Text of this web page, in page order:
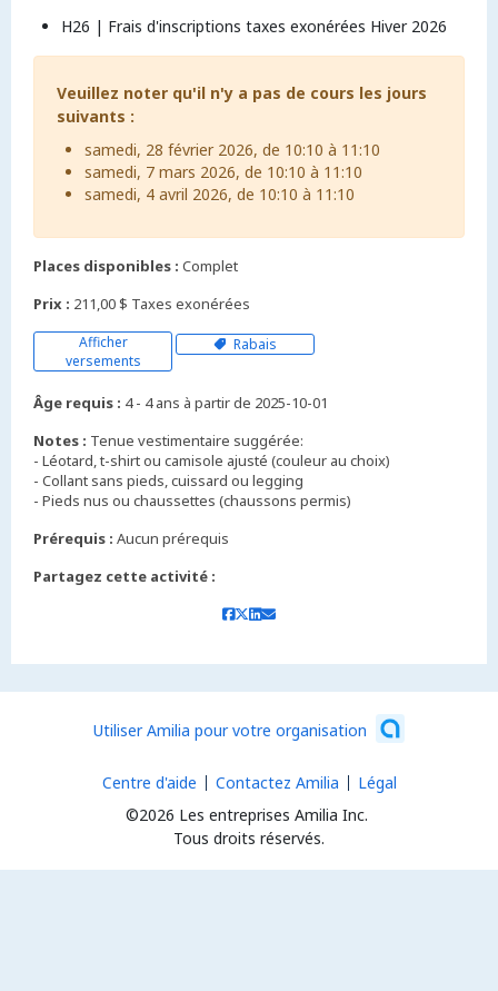
H26 | Frais d'inscriptions taxes exonérées Hiver 2026
Veuillez noter qu'il n'y a pas de cours les jours
suivants :
samedi, 28 février 2026, de 10:10 à 11:10
samedi, 7 mars 2026, de 10:10 à 11:10
samedi, 4 avril 2026, de 10:10 à 11:10
Places disponibles : Complet
Prix : 211,00 $ Taxes exonérées
Afficher
versements
Rabais
Âge requis : 4 - 4 ans à partir de 2025-10-01
Notes : Tenue vestimentaire suggérée:
- Léotard, t-shirt ou camisole ajusté (couleur au choix)
- Collant sans pieds, cuissard ou legging
Prérequis : Aucun prérequis
Partagez cette activité :
Utiliser Amilia pour votre organisation
©2026 Les entreprises Amilia Inc.
Tous droits réservés.
Centre d'aide Contactez Amilia Légal